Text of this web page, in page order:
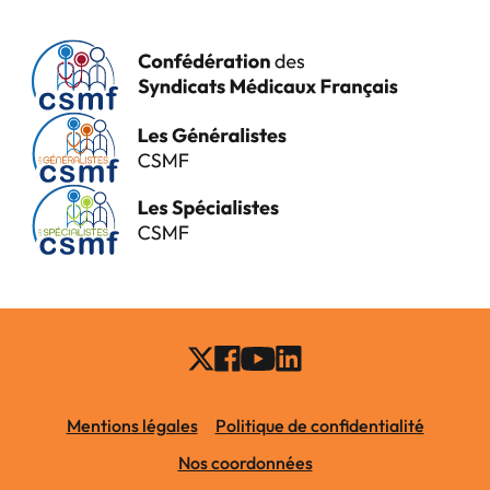
Mentions légales
Politique de confidentialité
Nos coordonnées